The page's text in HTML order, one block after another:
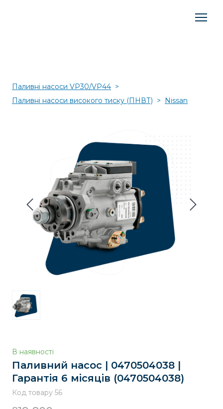
Паливні насоси VP30/VP44
Паливні насоси високого тиску (ПНВТ)
Nissan
В наявності
Паливний насос | 0470504038 |
Гарантія 6 місяців (0470504038)
Код товару 56